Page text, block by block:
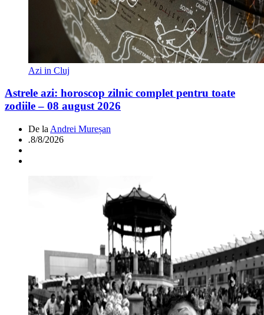
Azi in Cluj
Astrele azi: horoscop zilnic complet pentru toate
zodiile – 08 august 2026
De la Andrei Mureșan
.8/8/2026